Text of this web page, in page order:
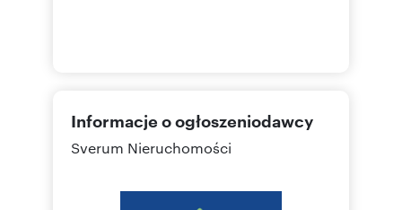
Informacje o ogłoszeniodawcy
Sverum Nieruchomości